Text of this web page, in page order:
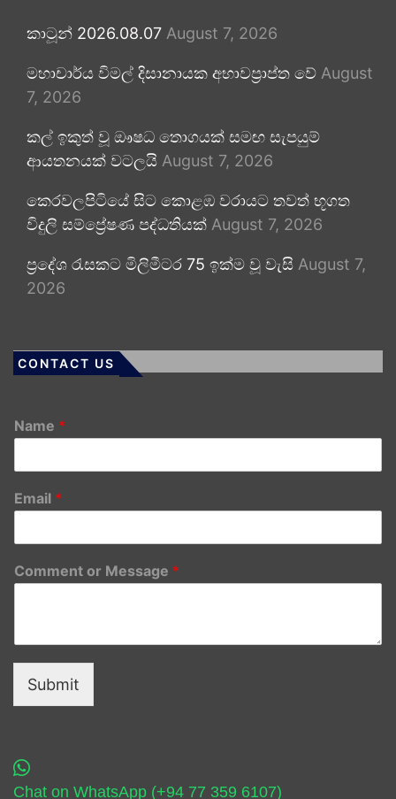
කාටූන් 2026.08.07 August 7, 2026
මහාචාර්ය විමල් දිසානායක අභාවප්‍රාප්ත වේ August
7, 2026
කල් ඉකුත් වූ ඖෂධ තොගයක් සමඟ සැපයුම්
ආයතනයක් වටලයි August 7, 2026
කෙරවලපිටියේ සිට කොළඹ වරායට තවත් භූගත
විදුලි සම්ප්‍රේෂණ පද්ධතියක් August 7, 2026
ප්‍රදේශ රැසකට මිලිමීටර 75 ඉක්ම වූ වැසි August 7,
2026
CONTACT US
Name *
Email *
Comment or Message *
Submit
Chat on WhatsApp (+94 77 359 6107)